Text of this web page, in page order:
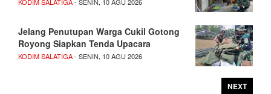
KODIM SALATIGA- SENIN, 10 AGU 2026
Jelang Penutupan Warga Cukil Gotong
Royong Siapkan Tenda Upacara
KODIM SALATIGA- SENIN, 10 AGU 2026
NEXT